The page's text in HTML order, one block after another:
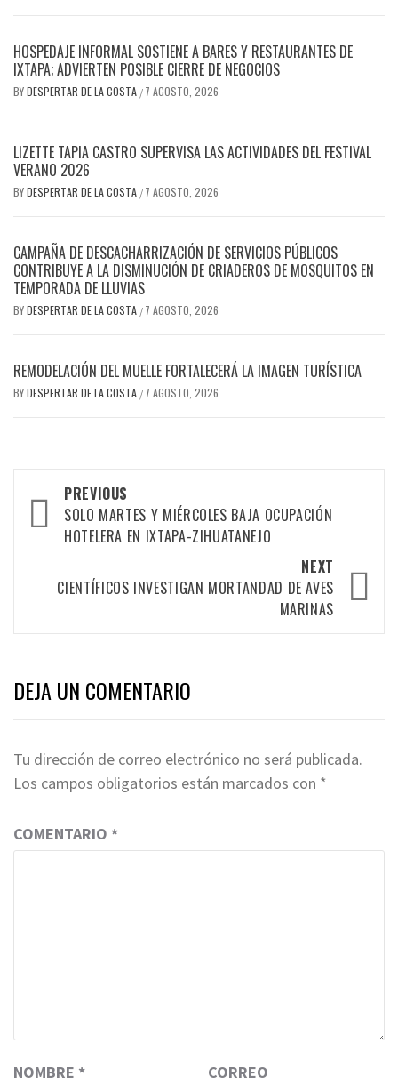
HOSPEDAJE INFORMAL SOSTIENE A BARES Y RESTAURANTES DE
IXTAPA; ADVIERTEN POSIBLE CIERRE DE NEGOCIOS
BYDESPERTAR DE LA COSTA / 7 AGOSTO, 2026
LIZETTE TAPIA CASTRO SUPERVISA LAS ACTIVIDADES DEL FESTIVAL
VERANO 2026
BYDESPERTAR DE LA COSTA / 7 AGOSTO, 2026
CAMPAÑA DE DESCACHARRIZACIÓN DE SERVICIOS PÚBLICOS
CONTRIBUYE A LA DISMINUCIÓN DE CRIADEROS DE MOSQUITOS EN
TEMPORADA DE LLUVIAS
BYDESPERTAR DE LA COSTA / 7 AGOSTO, 2026
REMODELACIÓN DEL MUELLE FORTALECERÁ LA IMAGEN TURÍSTICA
BYDESPERTAR DE LA COSTA / 7 AGOSTO, 2026
Post
navigation
PREVIOUS
SOLO MARTES Y MIÉRCOLES BAJA OCUPACIÓN
HOTELERA EN IXTAPA-ZIHUATANEJO
NEXT
CIENTÍFICOS INVESTIGAN MORTANDAD DE AVES
MARINAS
DEJA UN COMENTARIO
Tu dirección de correo electrónico no será publicada.
Los campos obligatorios están marcados con *
COMENTARIO *
NOMBRE *
CORREO